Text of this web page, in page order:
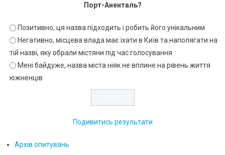
Порт-Аненталь?
Позитивно, ця назва підходить і робить його унікальним
Негативно, місцева влада має їхати в Київ та наполягати на
тій назві, яку обрали містяни під час голосування
Мені байдуже, назва міста ніяк не вплине на рівень життя
южненців
Подивитись результати
Архів опитувань